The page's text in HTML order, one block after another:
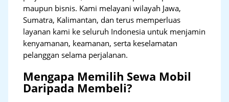
maupun bisnis. Kami melayani wilayah Jawa,
Sumatra, Kalimantan, dan terus memperluas
layanan kami ke seluruh Indonesia untuk menjamin
kenyamanan, keamanan, serta keselamatan
pelanggan selama perjalanan.
Mengapa Memilih Sewa Mobil
Daripada Membeli?